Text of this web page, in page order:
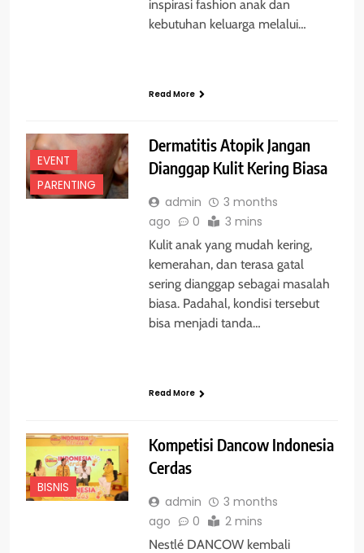
inspirasi fashion anak dan
kebutuhan keluarga melalui…
Read More
EVENT
PARENTING
Dermatitis Atopik Jangan
Dianggap Kulit Kering Biasa
admin
3 months
ago
0 3 mins
Kulit anak yang mudah kering,
kemerahan, dan terasa gatal
sering dianggap sebagai masalah
biasa. Padahal, kondisi tersebut
bisa menjadi tanda…
Read More
BISNIS
Kompetisi Dancow Indonesia
Cerdas
admin
3 months
ago
0 2 mins
Nestlé DANCOW kembali